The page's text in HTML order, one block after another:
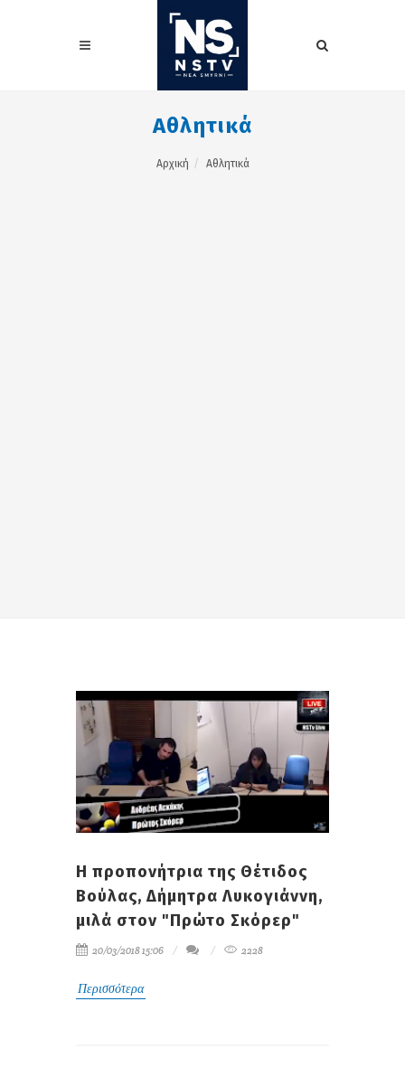
Αθλητικά
Αρχική Αθλητικά
Η προπονήτρια της Θέτιδος
Βούλας, Δήμητρα Λυκογιάννη,
μιλά στον "Πρώτο Σκόρερ"
20/03/2018 15:06 2228
Περισσότερα